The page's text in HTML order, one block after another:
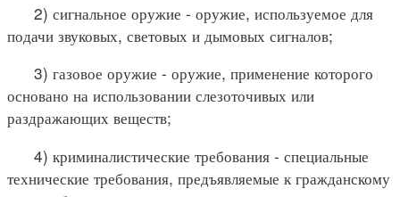
2) сигнальное оружие - оружие, используемое для
подачи звуковых, световых и дымовых сигналов;
3) газовое оружие - оружие, применение которого
основано на использовании слезоточивых или
раздражающих веществ;
4) криминалистические требования - специальные
технические требования, предъявляемые к гражданскому